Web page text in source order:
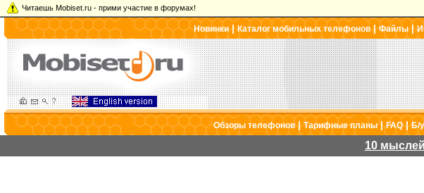
Читаешь Mobiset.ru - прими участие в форумах!
Новинки|Каталог мобильных телефонов|Файлы|
Обзоры телефонов|Тарифные планы|FAQ|Б/
10